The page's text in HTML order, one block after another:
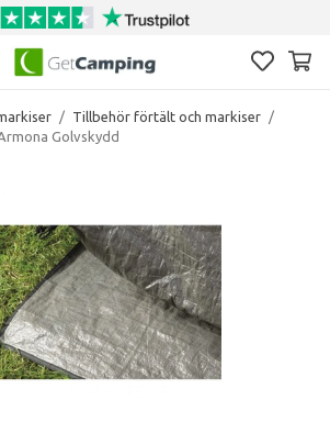
/ Tillbehör förtält och markiser /
Golvskydd